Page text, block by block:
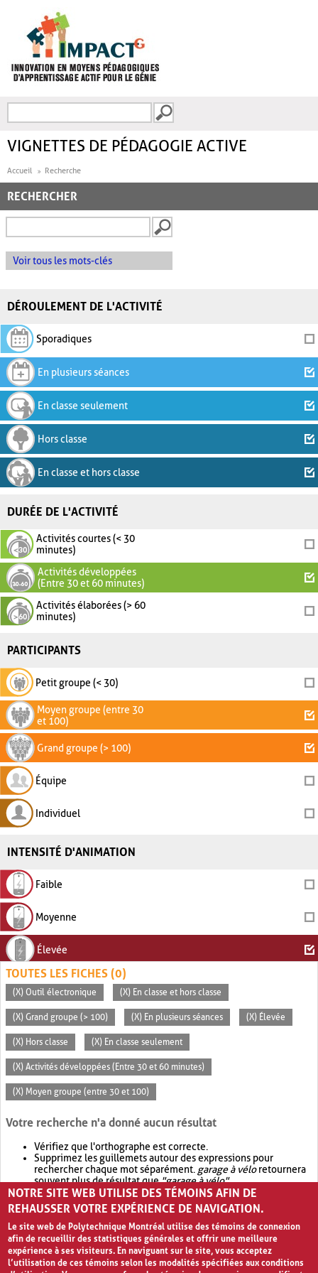
FORMULAIRE DE
VIGNETTES DE PÉDAGOGIE ACTIVE
Accueil Recherche
RECHERCHER
Voir tous les mots-clés
DÉROULEMENT DE L'ACTIVITÉ
Sporadiques
En plusieurs séances
En classe seulement
Hors classe
En classe et hors classe
DURÉE DE L'ACTIVITÉ
Activités courtes (< 30
minutes)
Activités développées
(Entre 30 et 60 minutes)
Activités élaborées (> 60
minutes)
PARTICIPANTS
Petit groupe (< 30)
Moyen groupe (entre 30
et 100)
Grand groupe (> 100)
Équipe
Individuel
INTENSITÉ D'ANIMATION
Faible
Moyenne
Élevée
TOUTES LES FICHES (0)
(X) Outil électronique (X) En classe et hors classe
(X) Grand groupe (> 100) (X) En plusieurs séances (X) Élevée
(X) Hors classe (X) En classe seulement
(X) Activités développées (Entre 30 et 60 minutes)
(X) Moyen groupe (entre 30 et 100)
Votre recherche n'a donné aucun résultat
Vérifiez que l'orthographe est correcte.
Supprimez les guillemets autour des expressions pour
rechercher chaque mot séparément. garage à véloretournera
souvent plus de résultat que"garage à vélo".
Envisagez d'élargir votre recherche avec OR.garage OR vélo
retournera souvent plus de résultat quegarage à vélo
NOTRE SITE WEB UTILISE DES TÉMOINS AFIN DE
REHAUSSER VOTRE EXPÉRIENCE DE NAVIGATION.
Le site web de Polytechnique Montréal utilise des témoins de connexion
afin de recueillir des statistiques générales et offrir une meilleure
expérience à ses visiteurs. En naviguant sur le site, vous acceptez
l’utilisation de ces témoins selon les modalités spécifiées aux conditions